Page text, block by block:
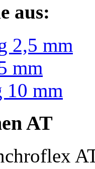
aus:
2,5 mm
mm
10 mm
AT